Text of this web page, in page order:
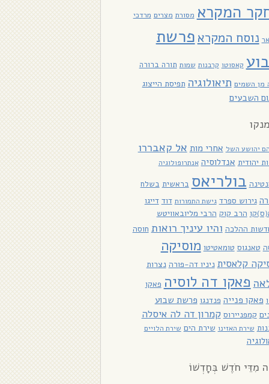
המקרא מסורת מצרים מרדכי
נוסח המקרא פרשת
קאסוטו קרבנות שמות תורה ברורה
מן השמים תיאולוגיה תפיסת הייצוג
השבעים
יהושע השל אחרי מות אל קאבררו
יהודית אנדלוסיה אנתרופולוגיה
בולריאס בראשית בשלח
גירוש ספרד גישת התמורות דוד דייגו
הרב קוק הרבי מליובאוויטש
ההלכה והיו עיניך רואות חוסה
טאנגוס טומאטיטו מוסיקה
קלאסית ניניו דה-פורה נצרות
פאקו דה לוסיה פאקו
פאקו פנייה פנדנגו פרשת שבוע
קמפניירוס קמרון דה לה איסלה
שירת האזינו שירת הים שירת הלויים
מִדֵּי חֹדֶשׁ בְּחָדְשׁוֹ